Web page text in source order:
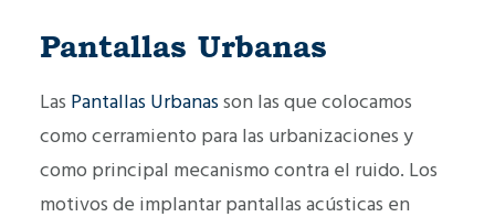
Pantallas Urbanas
Las Pantallas Urbanasson las que colocamos
como cerramiento para las urbanizaciones y
como principal mecanismo contra el ruido. Los
motivos de implantar pantallas acústicas en